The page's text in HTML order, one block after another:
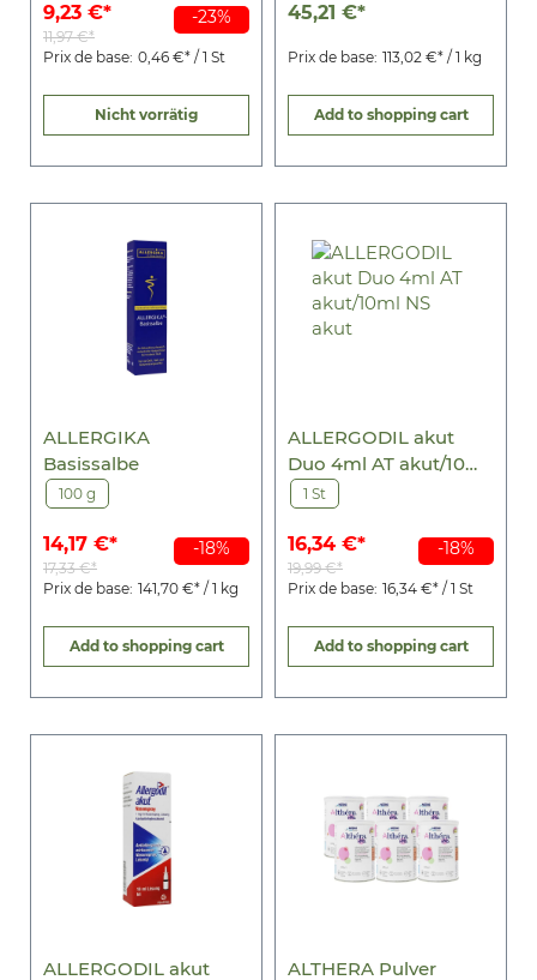
-23%
9,23 €*
11,97 €*
Prix de base: 0,46 €* / 1 St
Nicht vorrätig
45,21 €*
Prix de base: 113,02 €* / 1 kg
Add to shopping cart
-18%
ALLERGIKA
Basissalbe
100 g
14,17 €*
17,33 €*
Prix de base: 141,70 €* / 1 kg
Add to shopping cart
-18%
ALLERGODIL akut
Duo 4ml AT akut/10ml
NS akut
1 St
16,34 €*
19,99 €*
Prix de base: 16,34 €* / 1 St
Add to shopping cart
ALLERGODIL akut ALTHERA Pulver